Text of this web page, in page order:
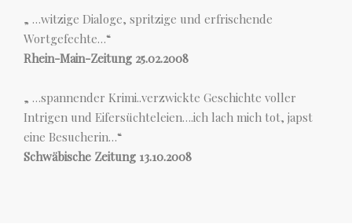
„ …witzige Dialoge, spritzige und erfrischende
Wortgefechte…“
Rhein-Main-Zeitung 25.02.2008
„ …spannender Krimi..verzwickte Geschichte voller
Intrigen und Eifersüchteleien….ich lach mich tot, japst
eine Besucherin…“
Schwäbische Zeitung 13.10.2008